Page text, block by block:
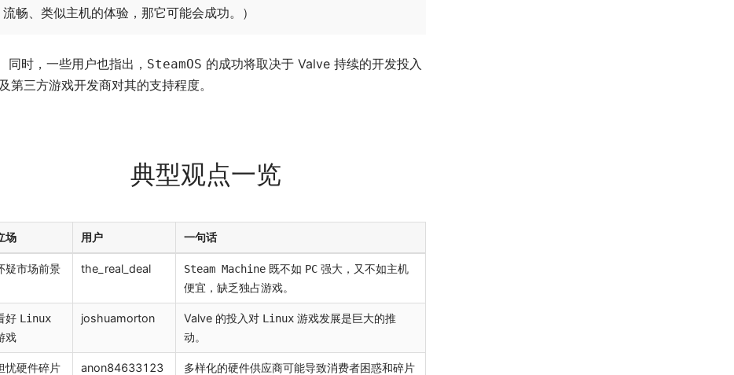
流畅、类似主机的体验，那它可能会成功。）
同时，一些用户也指出， SteamOS 的成功将取决于 Valve 持续的开发投入
第三方游戏开发商对其的支持程度。
典型观点一览
场 用户 一句话
疑市场前景 the_real_deal Steam Machine 既不如 PC 强大，又不如主机
便宜，缺乏独占游戏。
好 Linux
戏
joshuamorton Valve 的投入对 Linux 游戏发展是巨大的推
动。
忧硬件碎片
anon84633123
多样化的硬件供应商可能导致消费者困惑和碎片